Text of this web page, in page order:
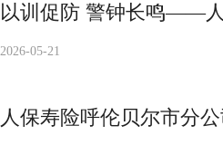
以训促防 警钟长鸣——
2026-05-21
人保寿险呼伦贝尔市分